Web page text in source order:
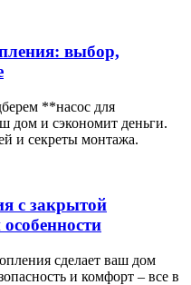
выбор,
**насос для
дом и сэкономит деньги.
и секреты монтажа.
с закрытой
сделает ваш дом
и комфорт – все в